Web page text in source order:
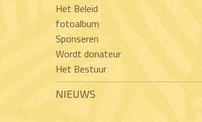
Het Beleid
fotoalbum
Sponseren
Wordt donateur
Het Bestuur
NIEUWS